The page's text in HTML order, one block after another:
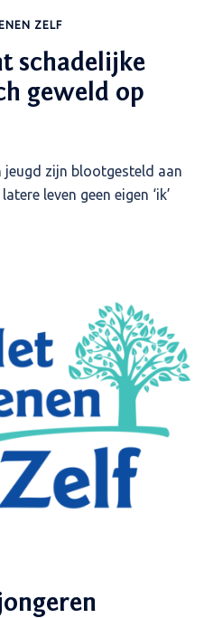
ZELF
schadelijke
geweld op
jeugd zijn blootgesteld aan
leven geen eigen ‘ik’